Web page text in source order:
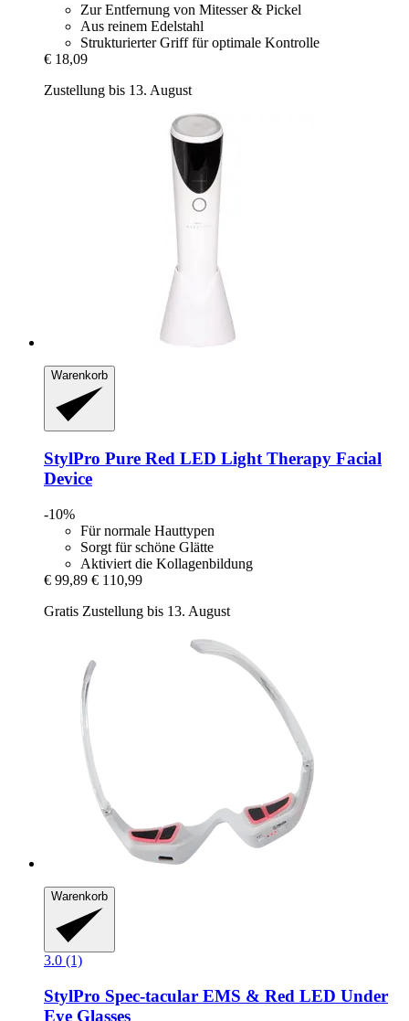
Zur Entfernung von Mitesser & Pickel
Aus reinem Edelstahl
Strukturierter Griff für optimale Kontrolle
€ 18,09
Zustellung bis 13. August
Warenkorb
StylPro Pure Red LED Light Therapy Facial
Device
-10%
Für normale Hauttypen
Sorgt für schöne Glätte
Aktiviert die Kollagenbildung
€ 99,89 € 110,99
Gratis Zustellung bis 13. August
Warenkorb
3.0 (1)
StylPro Spec-​tacular EMS & Red LED Under
Eye Glasses